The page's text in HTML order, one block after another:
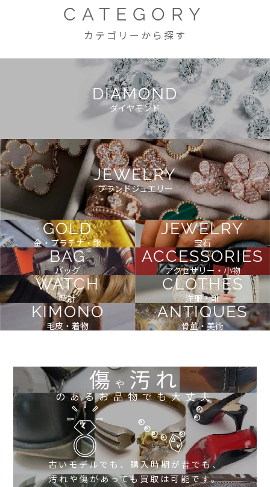
CATEGORY
カテゴリーから探す
DIAMOND
ダイヤモンド
JEWELRY
ブランドジュエリー
GOLD
金・プラチナ・銀
JEWELRY
宝石
BAG
バッグ
ACCESSORIES
アクセサリー・小物
WATCH
時計
CLOTHES
洋服・靴
KIMONO
毛皮・着物
ANTIQUES
骨董・美術
傷や 汚れ
のあるお品物でも大丈夫
古いモデルでも、購入時期が昔でも、
汚れや傷があっても買取は可能です。